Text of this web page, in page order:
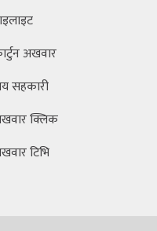
अखवार
सहकारी
क्लिक
टिभि